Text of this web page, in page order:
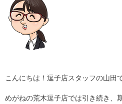
こんにちは！逗子店スタッフの山田で
めがねの荒木逗子店では引き続き、